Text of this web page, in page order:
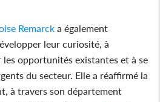
Remarck a également
leur curiosité, à
les opportunités existantes et à se
du secteur. Elle a réaffirmé la
à travers son département